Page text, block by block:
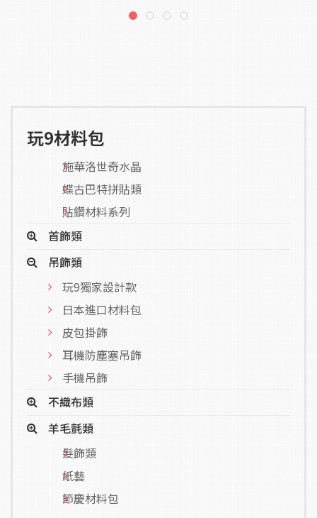
玩9材料包
施華洛世奇水晶
蝶古巴特拼貼類
貼鑽材料系列
首飾類
吊飾類
玩9獨家設計款
日本進口材料包
皮包掛飾
耳機防塵塞吊飾
手機吊飾
不織布類
羊毛氈類
髮飾類
紙藝
節慶材料包